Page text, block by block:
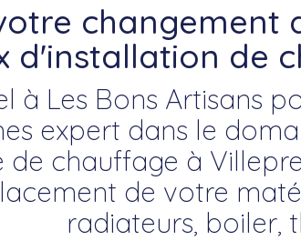
changement
d'installation de
à Les Bons Artisans
expert dans le
de chauffage à
de votre
radiateurs, boiler,